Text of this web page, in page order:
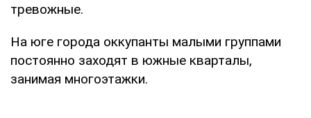
тревожные.
На юге города оккупанты малыми группами
постоянно заходят в южные кварталы,
занимая многоэтажки.